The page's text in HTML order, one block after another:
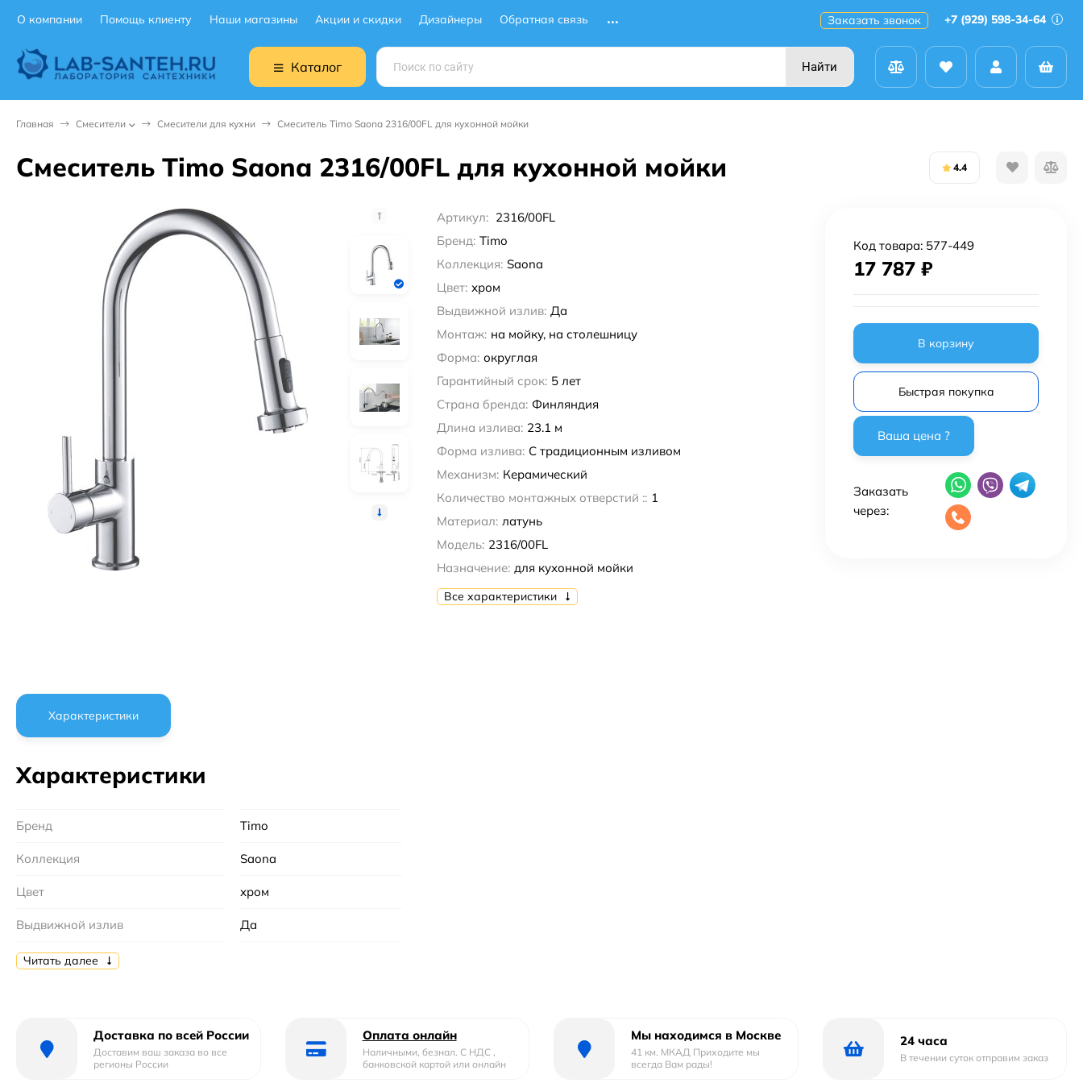
О компании Помощь клиенту Наши магазины Акции и скидки Дизайнеры Обратная связь Заказать звонок +7 (929) 598-34-64
Каталог Найти
Главная Смесители Смесители для кухни Смеситель Timo Saona 2316/00FL для кухонной мойки
Смеситель Timo Saona 2316/00FL для кухонной мойки 4.4
Артикул: 2316/00FL
Бренд: Timo
Коллекция: Saona
Цвет: хром
Выдвижной излив: Да
Монтаж: на мойку, на столешницу
Форма: округлая
Гарантийный срок: 5 лет
Страна бренда: Финляндия
Длина излива: 23.1 м
Форма излива: С традиционным изливом
Механизм: Керамический
Количество монтажных отверстий :: 1
Материал: латунь
Модель: 2316/00FL
Назначение: для кухонной мойки
Все характеристики
Код товара: 577-449
17 787 ₽
В корзину
Быстрая покупка
Заказать
через:
Характеристики
Характеристики
Бренд Timo
Коллекция Saona
Цвет хром
Выдвижной излив Да
Монтаж
Страна бренда Финляндия
Читать далее
Доставка по всей России
Доставим ваш заказа во все
регионы России
Оплата онлайн
Наличными, безнал. С НДС ,
банковской картой или онлайн
Мы находимся в Москве
41 км. МКАД Приходите мы
всегда Вам рады!
24 часа
В течении суток отправим заказ